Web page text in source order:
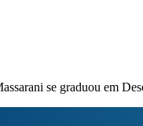
se graduou em